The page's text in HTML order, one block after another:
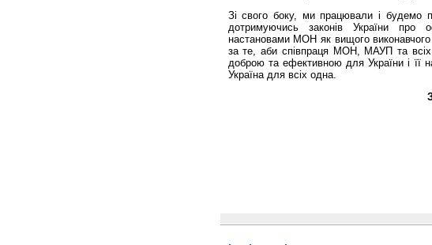
Зі свого боку, ми працювали і будемо
дотримуючись законів України про
настановами МОН як вищого виконавчого
за те, аби співпраця МОН, МАУП та всіх
доброю та ефективною для України і
Україна для всіх одна.